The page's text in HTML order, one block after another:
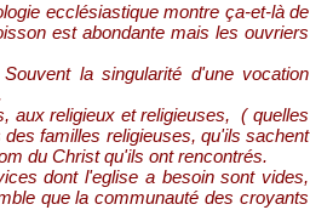
ecclésiastique montre ça-et-là de
est abondante mais les ouvriers
la singularité d'une vocation
aux religieux et religieuses, ( quelles
familles religieuses, qu'ils sachent
du Christ qu'ils ont rencontrés.
dont l'eglise a besoin sont vides,
que la communauté des croyants